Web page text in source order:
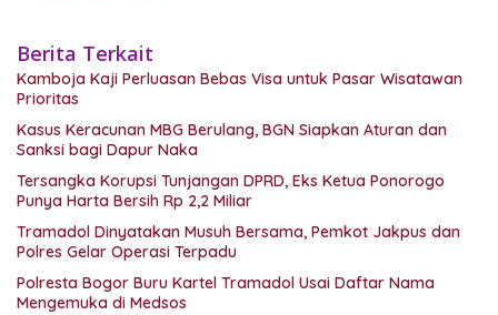
Berita Terkait
Kamboja Kaji Perluasan Bebas Visa untuk Pasar Wisatawan
Prioritas
Kasus Keracunan MBG Berulang, BGN Siapkan Aturan dan
Sanksi bagi Dapur Naka
Tersangka Korupsi Tunjangan DPRD, Eks Ketua Ponorogo
Punya Harta Bersih Rp 2,2 Miliar
Tramadol Dinyatakan Musuh Bersama, Pemkot Jakpus dan
Polres Gelar Operasi Terpadu
Polresta Bogor Buru Kartel Tramadol Usai Daftar Nama
Mengemuka di Medsos